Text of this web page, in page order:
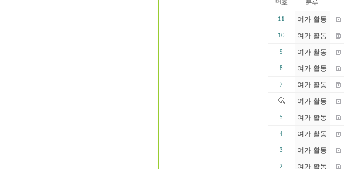
11 여가 활동
10 여가 활동
9 여가 활동
8 여가 활동
7 여가 활동
여가 활동
5 여가 활동
4 여가 활동
3 여가 활동
2 여가 활동